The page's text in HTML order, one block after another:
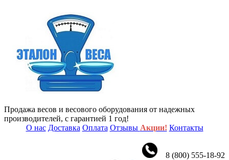
Продажа весов и весового оборудования от надежных
производителей, с гарантией 1 год!
О нас Доставка Оплата Отзывы Акции! Контакты
8 (800) 555-18-92